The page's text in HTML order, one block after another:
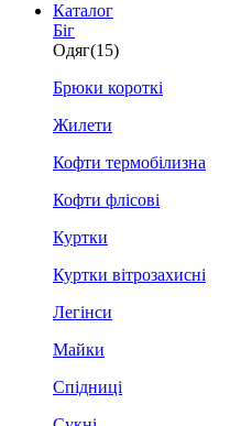
Каталог
Біг
Одяг(15)
Брюки короткі
Жилети
Кофти термобілизна
Кофти флісові
Куртки
Куртки вітрозахисні
Легінси
Майки
Спідниці